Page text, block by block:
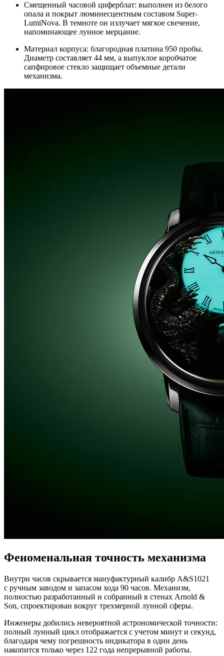
Смещенный часовой циферблат: выполнен из белого
опала и покрыт люминесцентным составом Super-
LumiNova. В темноте он излучает мягкое свечение,
напоминающее лунное мерцание.
Материал корпуса: благородная платина 950 пробы.
Диаметр составляет 44 мм, а выпуклое коробчатое
сапфировое стекло защищает объемные детали
механизма.
Феноменальная точность механизма
Внутри часов скрывается мануфактурный калибр A&S1021
с ручным заводом и запасом хода 90 часов. Механизм,
полностью разработанный и собранный в стенах Arnold &
Son, спроектирован вокруг трехмерной лунной сферы.
Инженеры добились невероятной астрономической точности:
полный лунный цикл отображается с учетом минут и секунд,
благодаря чему погрешность индикатора в один день
накопится только через 122 года непрерывной работы.